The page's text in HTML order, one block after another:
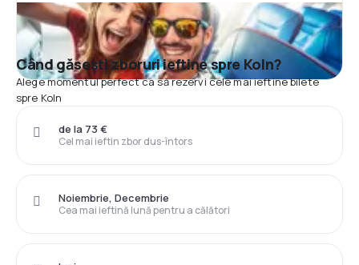
Când găsești zboruri ieftine spre Koln?
Alege momentul perfect ca să rezervi cele mai ieftine bilete
spre Koln
Cel mai ieftin zbor dus-întors
de la 73 €
Cea mai ieftină lună pentru a călători
Noiembrie, Decembrie